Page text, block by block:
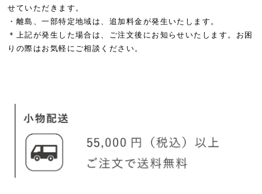
せていただきます。
・離島、一部特定地域は、追加料金が発生いたします。
＊上記が発生した場合は、ご注文後にお知らせいたします。お困
りの際はお気軽にご相談ください。